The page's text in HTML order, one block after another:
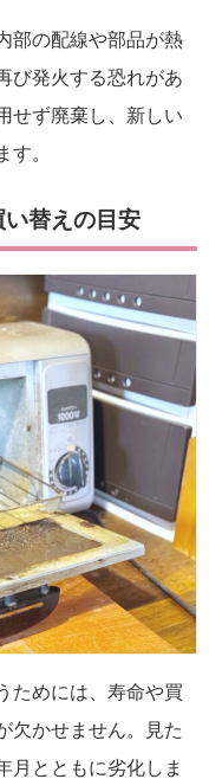
部の配線や部品が熱
び発火する恐れがあ
せず廃棄し、新しい
す。
替えの目安
ためには、寿命や買
欠かせません。見た
月とともに劣化しま